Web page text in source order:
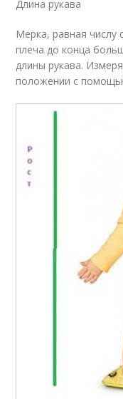
Длина рукава
Мерка, равная числу
плеча до конца
длины рукава.
положении с